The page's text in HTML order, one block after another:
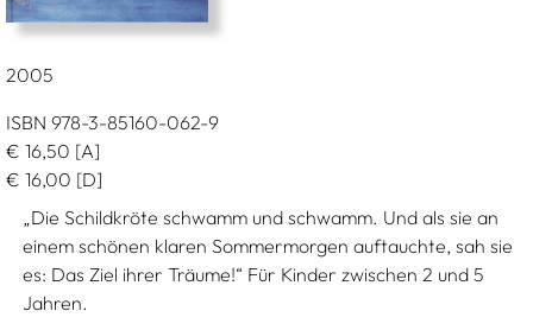
2005
ISBN 978-3-85160-062-9
€ 16,50 [A]
€ 16,00 [D]
„Die Schildkröte schwamm und schwamm. Und als sie an
einem schönen klaren Sommermorgen auftauchte, sah sie
es: Das Ziel ihrer Träume!“ Für Kinder zwischen 2 und 5
Jahren.